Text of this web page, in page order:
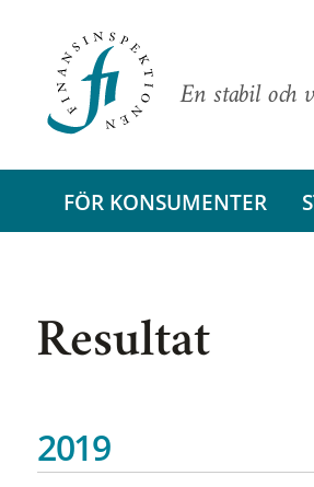
En stabil och
FÖR KONSUMENTER
Resultat
2019